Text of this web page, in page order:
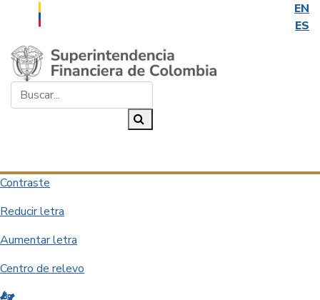
EN
ES
Saltar al contenido principal
Contraste
Reducir letra
Aumentar letra
Centro de relevo